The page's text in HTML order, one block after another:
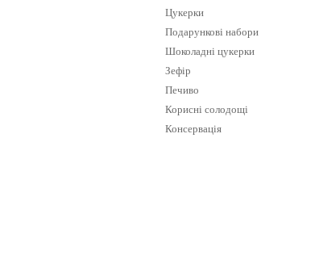
Цукерки
Подарункові набори
Шоколадні цукерки
Зефір
Печиво
Корисні солодощі
Консервація